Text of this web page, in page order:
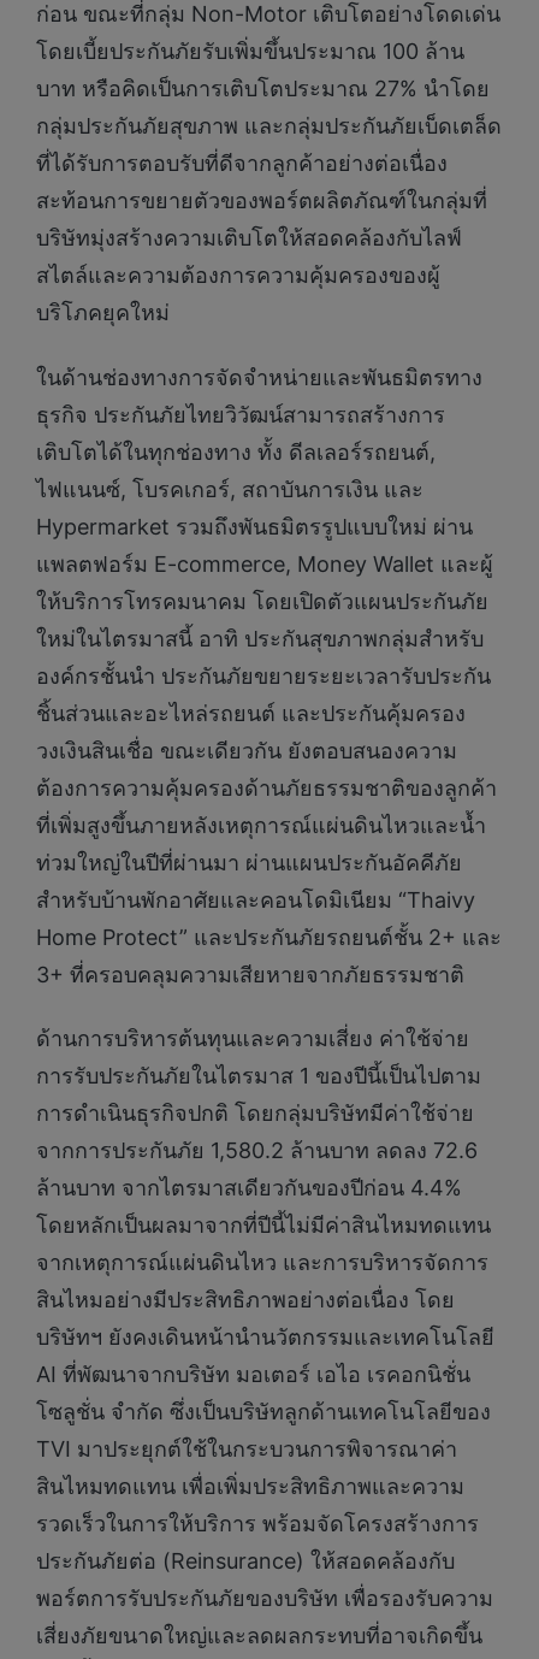
ก่อน ขณะที่กลุ่ม Non-Motor เติบโตอย่างโดดเด่น
โดยเบี้ยประกันภัยรับเพิ่มขึ้นประมาณ 100 ล้าน
บาท หรือคิดเป็นการเติบโตประมาณ 27% นำโดย
กลุ่มประกันภัยสุขภาพ และกลุ่มประกันภัยเบ็ดเตล็ด
ที่ได้รับการตอบรับที่ดีจากลูกค้าอย่างต่อเนื่อง
สะท้อนการขยายตัวของพอร์ตผลิตภัณฑ์ในกลุ่มที่
บริษัทมุ่งสร้างความเติบโตให้สอดคล้องกับไลฟ์
สไตล์และความต้องการความคุ้มครองของผู้
บริโภคยุคใหม่
ในด้านช่องทางการจัดจำหน่ายและพันธมิตรทาง
ธุรกิจ ประกันภัยไทยวิวัฒน์สามารถสร้างการ
เติบโตได้ในทุกช่องทาง ทั้ง ดีลเลอร์รถยนต์,
ไฟแนนซ์, โบรคเกอร์, สถาบันการเงิน และ
Hypermarket รวมถึงพันธมิตรรูปแบบใหม่ ผ่าน
แพลตฟอร์ม E-commerce, Money Wallet และผู้
ให้บริการโทรคมนาคม โดยเปิดตัวแผนประกันภัย
ใหม่ในไตรมาสนี้ อาทิ ประกันสุขภาพกลุ่มสำหรับ
องค์กรชั้นนำ ประกันภัยขยายระยะเวลารับประกัน
ชิ้นส่วนและอะไหล่รถยนต์ และประกันคุ้มครอง
วงเงินสินเชื่อ ขณะเดียวกัน ยังตอบสนองความ
ต้องการความคุ้มครองด้านภัยธรรมชาติของลูกค้า
ที่เพิ่มสูงขึ้นภายหลังเหตุการณ์แผ่นดินไหวและน้ำ
ท่วมใหญ่ในปีที่ผ่านมา ผ่านแผนประกันอัคคีภัย
สำหรับบ้านพักอาศัยและคอนโดมิเนียม “Thaivy
Home Protect” และประกันภัยรถยนต์ชั้น 2+ และ
3+ ที่ครอบคลุมความเสียหายจากภัยธรรมชาติ
ด้านการบริหารต้นทุนและความเสี่ยง ค่าใช้จ่าย
การรับประกันภัยในไตรมาส 1 ของปีนี้เป็นไปตาม
การดำเนินธุรกิจปกติ โดยกลุ่มบริษัทมีค่าใช้จ่าย
จากการประกันภัย 1,580.2 ล้านบาท ลดลง 72.6
ล้านบาท จากไตรมาสเดียวกันของปีก่อน 4.4%
โดยหลักเป็นผลมาจากที่ปีนี้ไม่มีค่าสินไหมทดแทน
จากเหตุการณ์แผ่นดินไหว และการบริหารจัดการ
สินไหมอย่างมีประสิทธิภาพอย่างต่อเนื่อง โดย
บริษัทฯ ยังคงเดินหน้านำนวัตกรรมและเทคโนโลยี
AI ที่พัฒนาจากบริษัท มอเตอร์ เอไอ เรคอกนิชั่น
โซลูชั่น จำกัด ซึ่งเป็นบริษัทลูกด้านเทคโนโลยีของ
TVI มาประยุกต์ใช้ในกระบวนการพิจารณาค่า
สินไหมทดแทน เพื่อเพิ่มประสิทธิภาพและความ
รวดเร็วในการให้บริการ พร้อมจัดโครงสร้างการ
ประกันภัยต่อ (Reinsurance) ให้สอดคล้องกับ
พอร์ตการรับประกันภัยของบริษัท เพื่อรองรับความ
เสี่ยงภัยขนาดใหญ่และลดผลกระทบที่อาจเกิดขึ้น